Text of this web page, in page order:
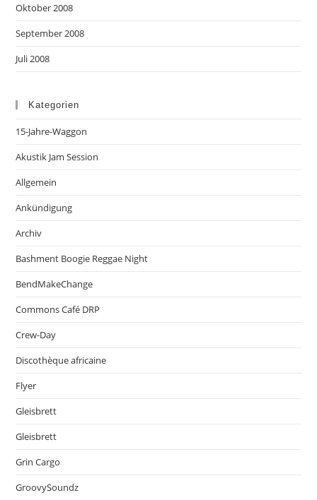
Oktober 2008
September 2008
Juli 2008
Kategorien
15-Jahre-Waggon
Akustik Jam Session
Allgemein
Ankündigung
Archiv
Bashment Boogie Reggae Night
BendMakeChange
Commons Café DRP
Crew-Day
Discothèque africaine
Flyer
Gleisbrett
Gleisbrett
Grin Cargo
GroovySoundz